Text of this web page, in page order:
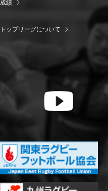
成績
トップリーグについて